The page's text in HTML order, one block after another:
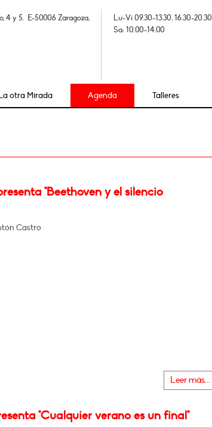
4 y 5. E-50006 Zaragoza,
Lu-Vi 09.30-13.30, 16.30-20.30
Sa: 10.00-14.00
otra Mirada Agenda Talleres
"Beethoven y el silencio
Castro
Leer más...
"Cualquier verano es un final"